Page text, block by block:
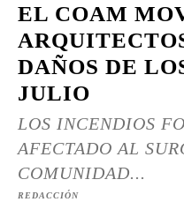
EL COAM
DAÑOS DE
JULIO
LOS INCENDIOS
AFECTADO AL
COMUNIDAD...
REDACCIÓN